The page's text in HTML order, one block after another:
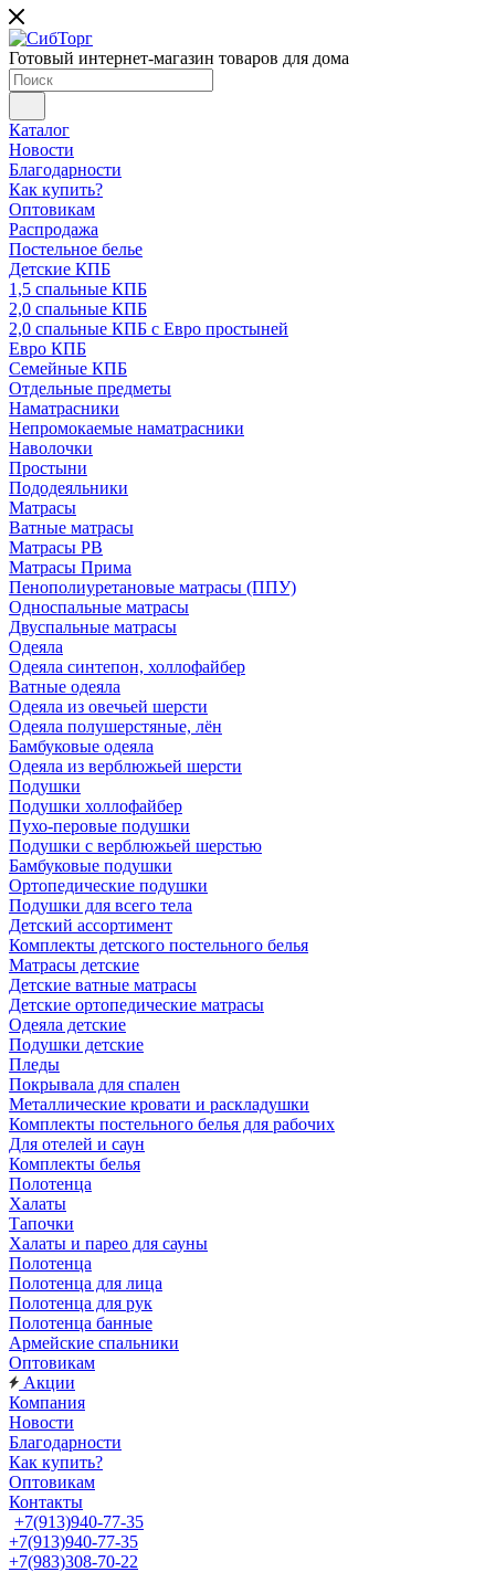
Готовый интернет-магазин товаров для дома
Каталог
Новости
Благодарности
Как купить?
Оптовикам
Распродажа
Постельное белье
Детские КПБ
1,5 спальные КПБ
2,0 спальные КПБ
2,0 спальные КПБ с Евро простыней
Евро КПБ
Семейные КПБ
Отдельные предметы
Наматрасники
Непромокаемые наматрасники
Наволочки
Простыни
Пододеяльники
Матрасы
Ватные матрасы
Матрасы РВ
Матрасы Прима
Пенополиуретановые матрасы (ППУ)
Односпальные матрасы
Двуспальные матрасы
Одеяла
Одеяла синтепон, холлофайбер
Ватные одеяла
Одеяла из овечьей шерсти
Одеяла полушерстяные, лён
Бамбуковые одеяла
Одеяла из верблюжьей шерсти
Подушки
Подушки холлофайбер
Пухо-перовые подушки
Подушки с верблюжьей шерстью
Бамбуковые подушки
Ортопедические подушки
Подушки для всего тела
Детский ассортимент
Комплекты детского постельного белья
Матрасы детские
Детские ватные матрасы
Детские ортопедические матрасы
Одеяла детские
Подушки детские
Пледы
Покрывала для спален
Металлические кровати и раскладушки
Комплекты постельного белья для рабочих
Для отелей и саун
Комплекты белья
Полотенца
Халаты
Тапочки
Халаты и парео для сауны
Полотенца
Полотенца для лица
Полотенца для рук
Полотенца банные
Армейские спальники
Оптовикам
Акции
Компания
Новости
Благодарности
Как купить?
Оптовикам
Контакты
+7(913)940-77-35
+7(913)940-77-35
+7(983)308-70-22